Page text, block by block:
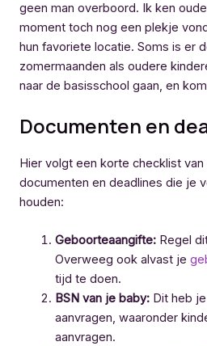
geen man overboord. Ik ken
moment toch nog een plekje
hun favoriete locatie. Soms is er
zomermaanden als oudere
naar de basisschool gaan, en
Documenten en
Hier volgt een korte checklist
documenten en deadlines die je
houden:
Geboorteaangifte:Regel
Overweeg ook alvast je
tijd te doen.
BSN van je baby:Dit heb je
aanvragen, waaronder
aanvragen.